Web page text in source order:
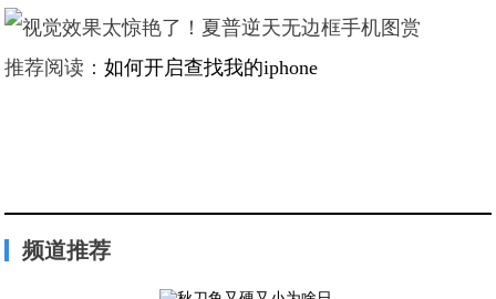
推荐阅读：如何开启查找我的iphone
频道推荐